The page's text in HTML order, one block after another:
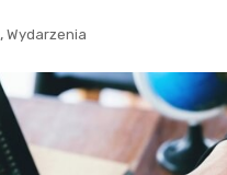
, Wydarzenia